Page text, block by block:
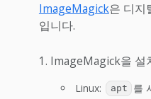
ImageMagick은 디지
입니다.
ImageMagick을 설
Linux: apt 를